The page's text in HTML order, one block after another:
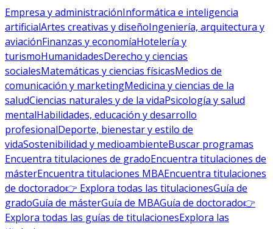
Empresa y administraciónInformática e inteligencia
artificialArtes creativas y diseñoIngeniería, arquitectura y
aviaciónFinanzas y economíaHotelería y
turismoHumanidadesDerecho y ciencias
socialesMatemáticas y ciencias físicasMedios de
comunicación y marketingMedicina y ciencias de la
saludCiencias naturales y de la vidaPsicología y salud
mentalHabilidades, educación y desarrollo
profesionalDeporte, bienestar y estilo de
vidaSostenibilidad y medioambienteBuscar programas
Encuentra titulaciones de gradoEncuentra titulaciones de
másterEncuentra titulaciones MBAEncuentra titulaciones
de doctorado👉 Explora todas las titulacionesGuía de
gradoGuía de másterGuía de MBAGuía de doctorado👉
Explora todas las guías de titulacionesExplora las